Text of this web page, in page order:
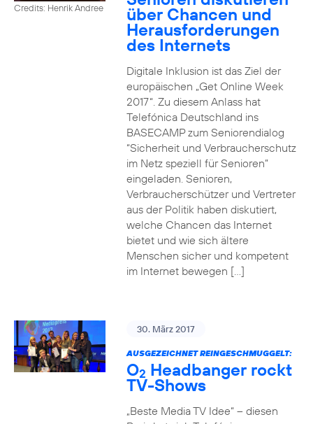
Credits: Henrik Andree über Chancen und
Herausforderungen
des Internets
Digitale Inklusion ist das Ziel der
europäischen „Get Online Week
2017“. Zu diesem Anlass hat
Telefónica Deutschland ins
BASECAMP zum Seniorendialog
“Sicherheit und Verbraucherschutz
im Netz speziell für Senioren”
eingeladen. Senioren,
Verbraucherschützer und Vertreter
aus der Politik haben diskutiert,
welche Chancen das Internet
bietet und wie sich ältere
Menschen sicher und kompetent
im Internet bewegen […]
30. März 2017
AUSGEZEICHNET REINGESCHMUGGELT:
O2 Headbanger rockt
TV-Shows
„Beste Media TV Idee“ – diesen